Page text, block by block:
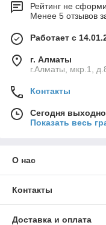
Рейтинг не
Менее 5 отзывов
Работает с
г. Алматы
г.Алматы, мкр.1,
Контакты
Сегодня
Показать весь
О нас
Контакты
Доставка и оплата